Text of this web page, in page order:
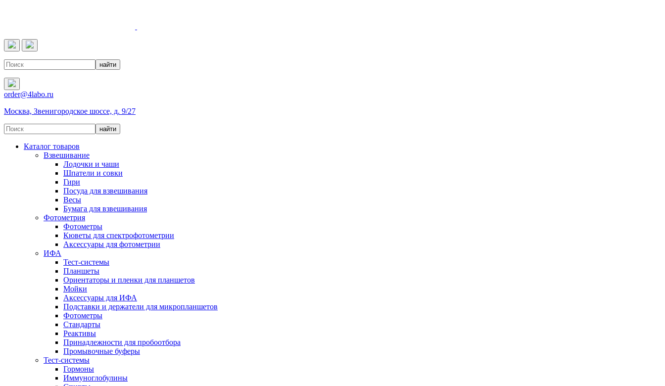
order@4labo.ru
Москва, Звенигородское шоссе, д. 9/27
Каталог товаров
Взвешивание
Лодочки и чаши
Шпатели и совки
Гири
Посуда для взвешивания
Весы
Бумага для взвешивания
Фотометрия
Фотометры
Кюветы для спектрофотометрии
Аксессуары для фотометрии
ИФА
Тест-системы
Планшеты
Ориентаторы и пленки для планшетов
Мойки
Аксессуары для ИФА
Подставки и держатели для микропланшетов
Фотометры
Стандарты
Реактивы
Принадлежности для пробоотбора
Промывочные буферы
Тест-системы
Гормоны
Иммуноглобулины